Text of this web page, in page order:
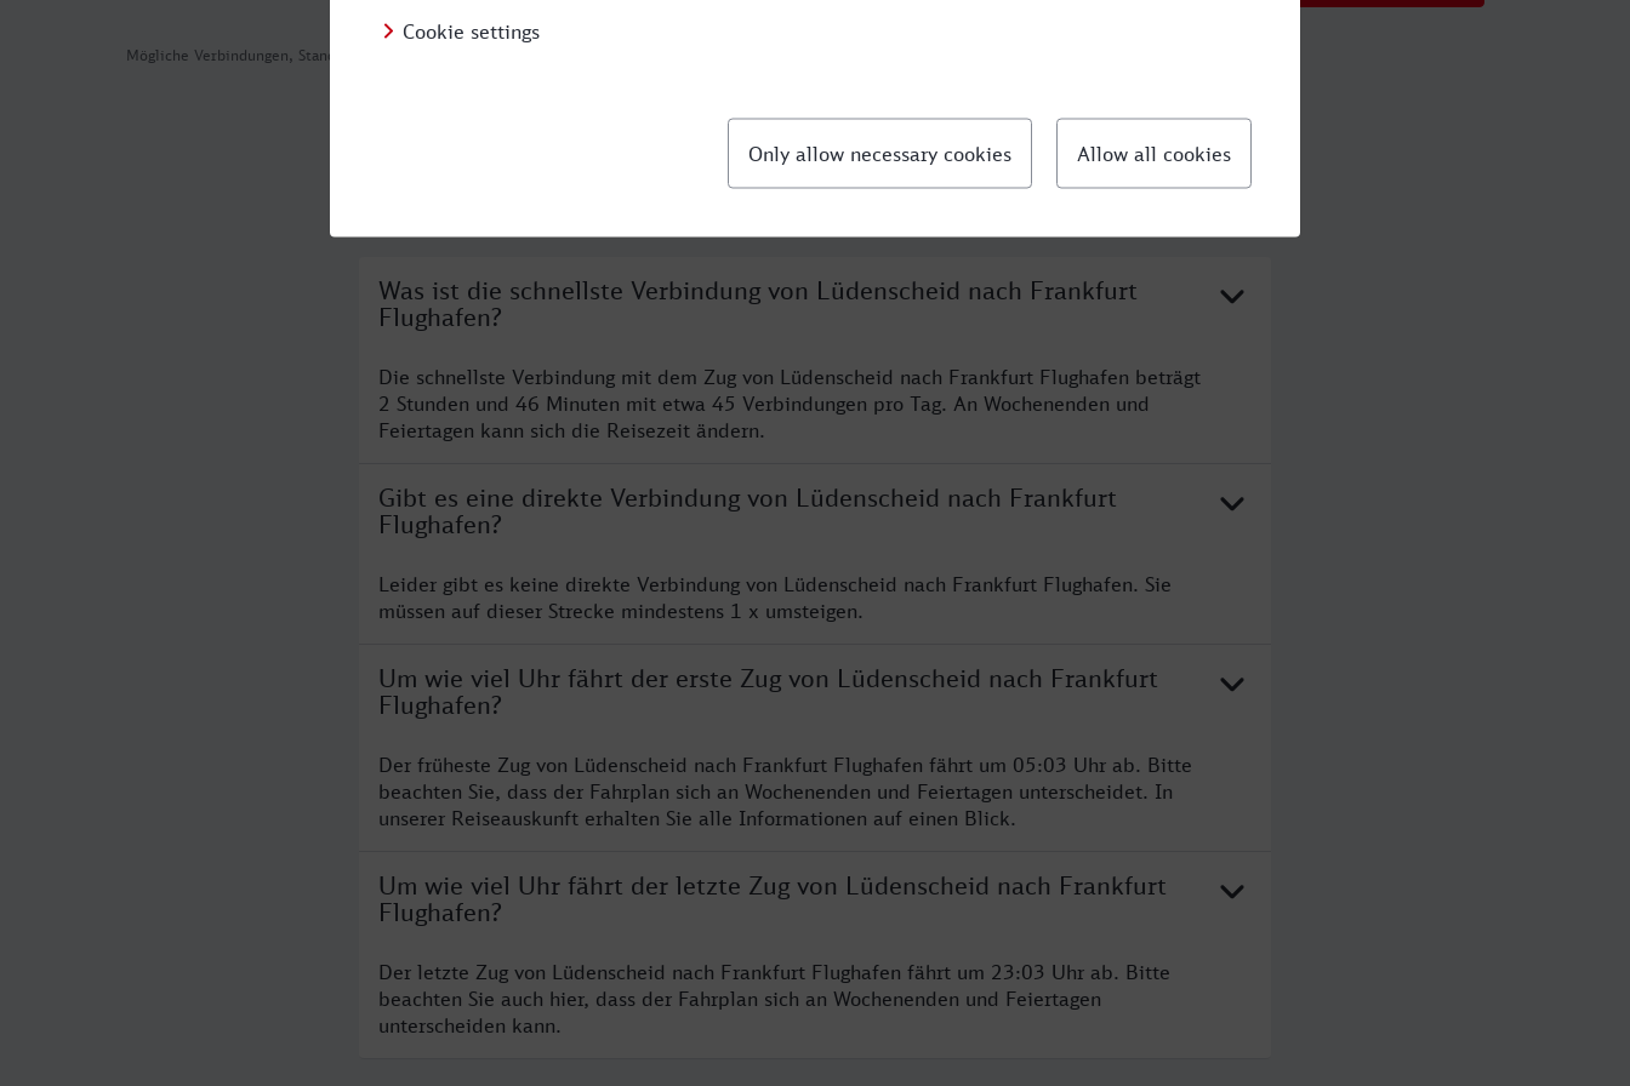
Mögliche Verbindungen, Stand: 2026-08-05 06:32
Was ist die schnellste Verbindung von Lüdenscheid nach Frankfurt
Flughafen?
Die schnellste Verbindung mit dem Zug von Lüdenscheid nach Frankfurt Flughafen beträgt
2 Stunden und 46 Minuten mit etwa 45 Verbindungen pro Tag. An Wochenenden und
Feiertagen kann sich die Reisezeit ändern.
Gibt es eine direkte Verbindung von Lüdenscheid nach Frankfurt
Flughafen?
Leider gibt es keine direkte Verbindung von Lüdenscheid nach Frankfurt Flughafen. Sie
müssen auf dieser Strecke mindestens 1 x umsteigen.
Um wie viel Uhr fährt der erste Zug von Lüdenscheid nach Frankfurt
Flughafen?
Der früheste Zug von Lüdenscheid nach Frankfurt Flughafen fährt um 05:03 Uhr ab. Bitte
beachten Sie, dass der Fahrplan sich an Wochenenden und Feiertagen unterscheidet. In
unserer Reiseauskunft erhalten Sie alle Informationen auf einen Blick.
Um wie viel Uhr fährt der letzte Zug von Lüdenscheid nach Frankfurt
Flughafen?
Der letzte Zug von Lüdenscheid nach Frankfurt Flughafen fährt um 23:03 Uhr ab. Bitte
beachten Sie auch hier, dass der Fahrplan sich an Wochenenden und Feiertagen
unterscheiden kann.